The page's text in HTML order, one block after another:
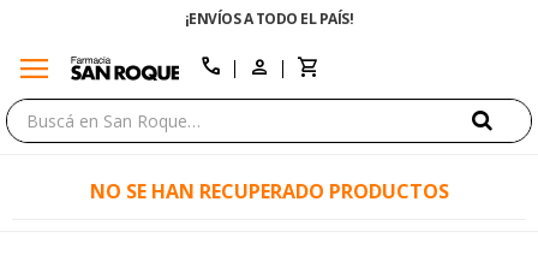
¡ENVÍOS A TODO EL PAÍS!
menu call
NO SE HAN RECUPERADO PRODUCTOS
close